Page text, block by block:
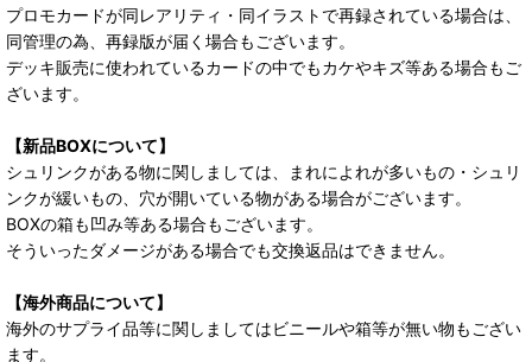
プロモカードが同レアリティ・同イラストで再録されている場合は、
同管理の為、再録版が届く場合もございます。
デッキ販売に使われているカードの中でもカケやキズ等ある場合もご
ざいます。
【新品BOXについて】
シュリンクがある物に関しましては、まれによれが多いもの・シュリ
ンクが緩いもの、穴が開いている物がある場合がございます。
BOXの箱も凹み等ある場合もございます。
そういったダメージがある場合でも交換返品はできません。
【海外商品について】
海外のサプライ品等に関しましてはビニールや箱等が無い物もござい
ます。